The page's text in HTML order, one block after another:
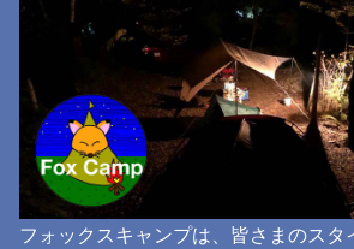
フォックスキャンプは、皆さまのスタ